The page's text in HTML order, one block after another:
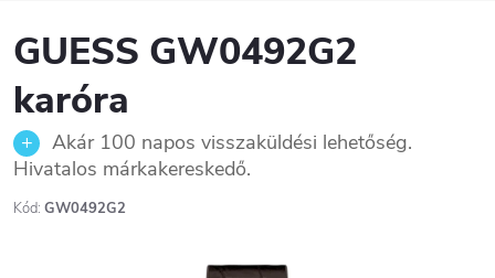
GUESS GW0492G2
karóra
Akár 100 napos visszaküldési lehetőség.
Hivatalos márkakereskedő.
Kód: GW0492G2